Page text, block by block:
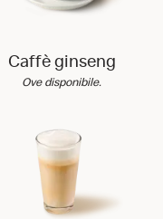
Caffè ginseng
Ove disponibile.